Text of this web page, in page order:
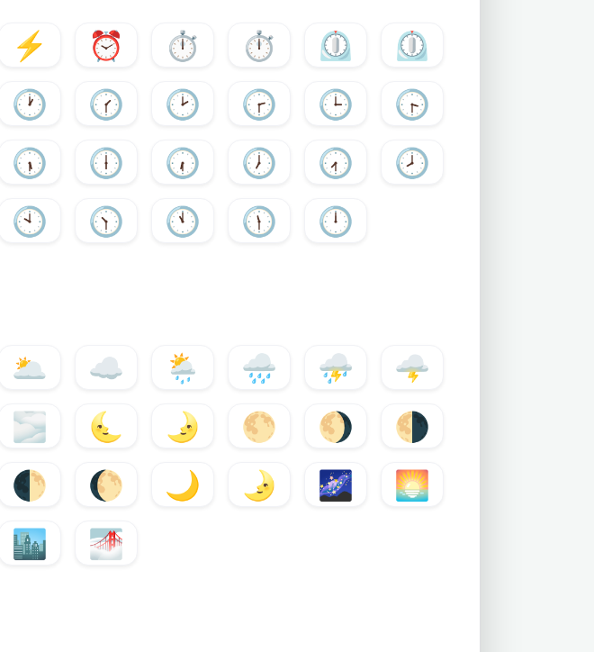
⚡ ⏰ ⏱️ ⏱ ⏲️
⏲
🕐 🕜 🕑 🕝 🕒
🕞
🕠 🕕 🕡 🕖 🕢
🕗
🕙 🕥 🕚 🕦 🕛
🌥️ ☁️ 🌦️ 🌧️ ⛈️
🌩️
🌫 🌜 🌛 🌕 🌖
🌗
🌓 🌔 🌙 🌛 🌌
🌅
🏙️ 🌁